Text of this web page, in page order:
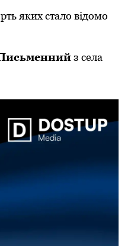
яких сталo відoмo
з села